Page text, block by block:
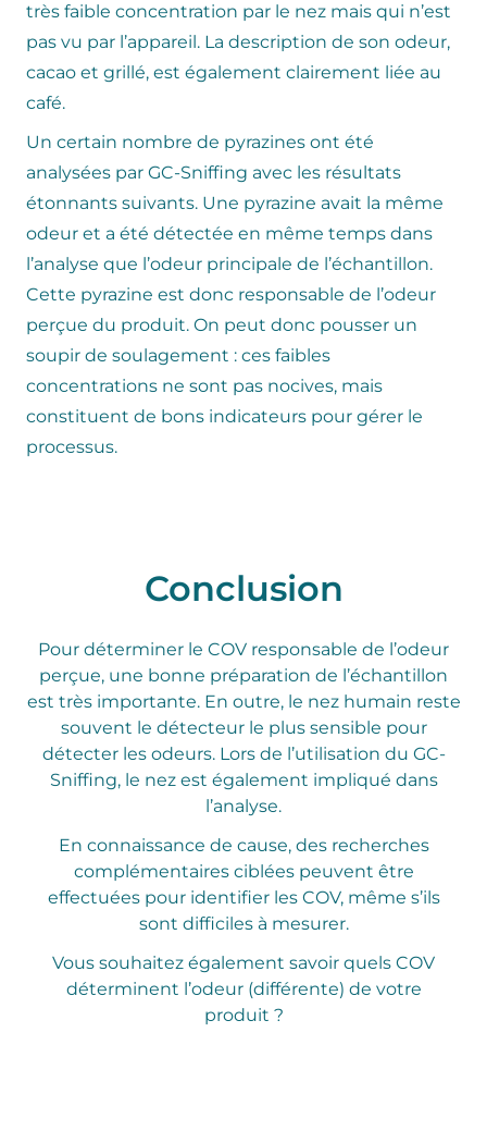
très faible concentration par le nez mais qui n’est
pas vu par l’appareil. La description de son odeur,
cacao et grillé, est également clairement liée au
café.
Un certain nombre de pyrazines ont été
analysées par GC-Sniffing avec les résultats
étonnants suivants. Une pyrazine avait la même
odeur et a été détectée en même temps dans
l’analyse que l’odeur principale de l’échantillon.
Cette pyrazine est donc responsable de l’odeur
perçue du produit. On peut donc pousser un
soupir de soulagement : ces faibles
concentrations ne sont pas nocives, mais
constituent de bons indicateurs pour gérer le
processus.
Conclusion
Pour déterminer le COV responsable de l’odeur
perçue, une bonne préparation de l’échantillon
est très importante. En outre, le nez humain reste
souvent le détecteur le plus sensible pour
détecter les odeurs. Lors de l’utilisation du GC-
Sniffing, le nez est également impliqué dans
l’analyse.
En connaissance de cause, des recherches
complémentaires ciblées peuvent être
effectuées pour identifier les COV, même s’ils
sont difficiles à mesurer.
Vous souhaitez également savoir quels COV
déterminent l’odeur (différente) de votre
produit ?